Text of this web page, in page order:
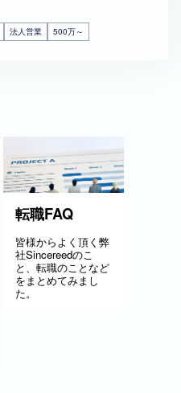
法人営業 500万～
転職FAQ
皆様からよく頂く弊
社Sincereedのこ
と、転職のことなど
をまとめてみまし
た。